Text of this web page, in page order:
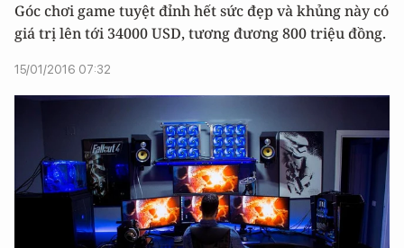
Góc chơi game tuyệt đỉnh hết sức đẹp và khủng này có
giá trị lên tới 34000 USD, tương đương 800 triệu đồng.
15/01/2016 07:32